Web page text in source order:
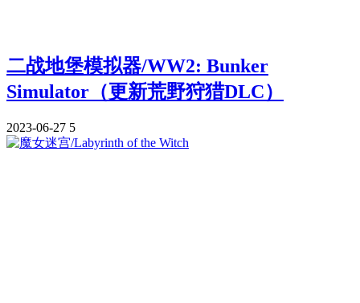
二战地堡模拟器/WW2: Bunker
Simulator（更新荒野狩猎DLC）
2023-06-27 5